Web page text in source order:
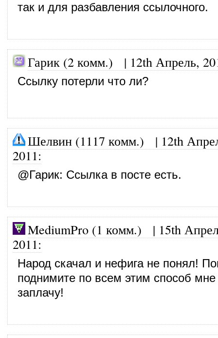
так и для разбавления ссылочного.
Гарик (2 комм.) | 12th Апрель,
Ссылку потерли что ли?
Шелвин (1117 комм.) | 12th
2011:
@Гарик: Ссылка в посте есть.
MediumPro (1 комм.) | 15th
2011:
Народ скачал и нефига не понял!
поднимите по всем этим способ
заплачу!